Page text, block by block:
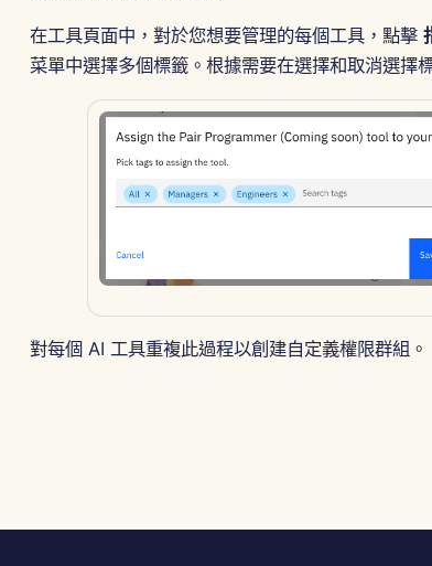
在工具頁面中，對於您想要管理的每個工具，點擊
菜單中選擇多個標籤。根據需要在選擇和取消選擇
對每個 AI 工具重複此過程以創建自定義權限群組。